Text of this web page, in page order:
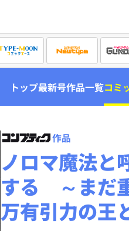
トップ最新号作品一覧コミ
作品
ノロマ魔法と
する ～まだ
万有引力の王